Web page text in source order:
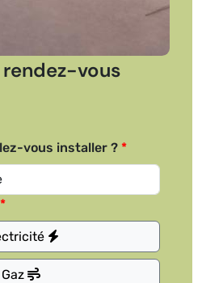
rendez-vous
vous installer ?
Gaz